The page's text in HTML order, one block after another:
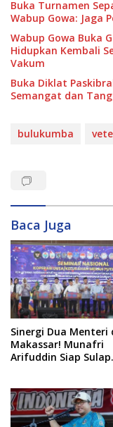
Buka Turnamen
Wabup Gowa: Jaga
Wabup Gowa Buka
Hidupkan Kembali
Vakum
Buka Diklat
Semangat dan
bulukumba
Baca Juga
Sinergi Dua Menteri
Makassar! Munafri
Arifuddin Siap Sulap
Baru